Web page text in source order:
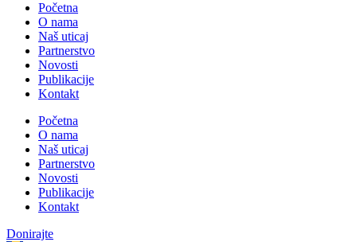
Početna
O nama
Naš uticaj
Partnerstvo
Novosti
Publikacije
Kontakt
Početna
O nama
Naš uticaj
Partnerstvo
Novosti
Publikacije
Kontakt
Donirajte